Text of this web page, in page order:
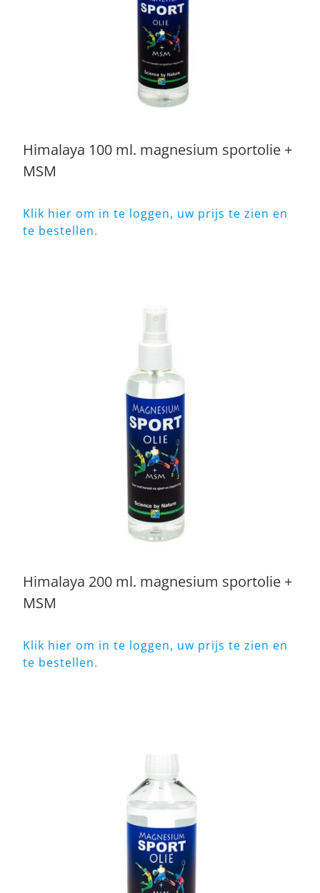
Himalaya 100 ml. magnesium sportolie +
MSM
Klik hier om in te loggen, uw prijs te zien en
te bestellen.
Himalaya 200 ml. magnesium sportolie +
MSM
Klik hier om in te loggen, uw prijs te zien en
te bestellen.